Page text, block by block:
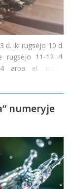
d. iki rugsėjo 10 d.
rugsėjo 11-12 d.
arba el. paštu
numeryje